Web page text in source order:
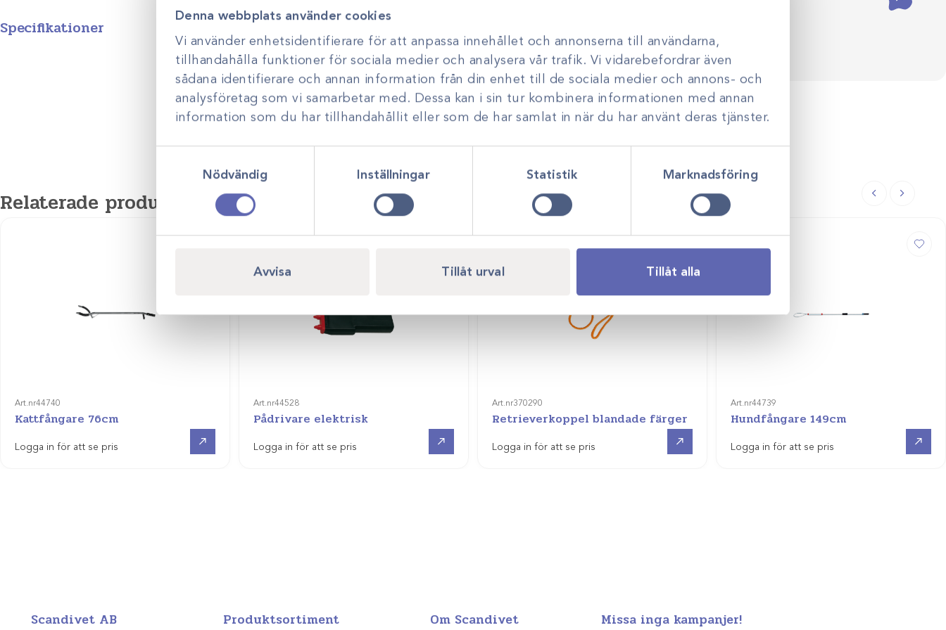
Denna webbplats använder cookies
Vi använder enhetsidentifierare för att anpassa innehållet och annonserna till användarna,
tillhandahålla funktioner för sociala medier och analysera vår trafik. Vi vidarebefordrar även
sådana identifierare och annan information från din enhet till de sociala medier och annons- och
analysföretag som vi samarbetar med. Dessa kan i sin tur kombinera informationen med annan
information som du har tillhandahållit eller som de har samlat in när du har använt deras tjänster.
Nödvändig
Inställningar Statistik Marknadsföring
Avvisa Tillåt urval Tillåt alla
Specifikationer
Munkorgar
Relaterade produkter
Art.nr44740
Kattfångare 76cm
Logga in för att se pris
Art.nr44528
Pådrivare elektrisk
Logga in för att se pris
Art.nr370290
Retrieverkoppel blandade färger
Logga in för att se pris
Art.nr44739
Hundfångare 149cm
Logga in för att se pris
Scandivet AB Produktsortiment Om Scandivet Missa inga kampanjer!